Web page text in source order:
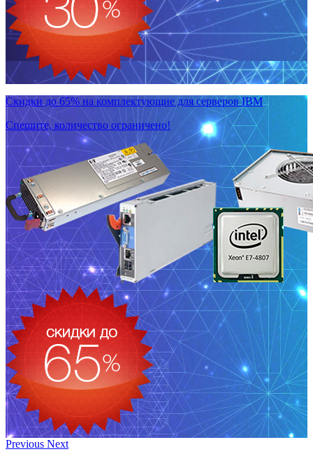
Скидки до 65% на комплектующие для серверов IBM
Спешите, количество ограничено!
Previous Next